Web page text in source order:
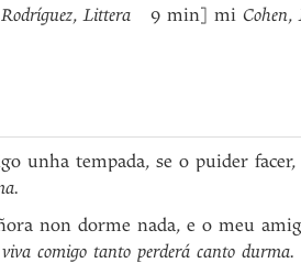
Rodríguez,Littera 9 min] mi Cohen,
unha tempada, se o puider
non dorme nada, e o meu
viva comigo tanto perderá canto durma.